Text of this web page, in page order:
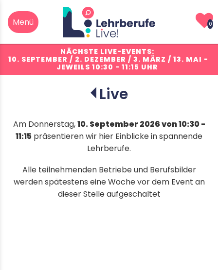
0
NÄCHSTE LIVE-EVENTS:
10. SEPTEMBER / 2. DEZEMBER / 3. MÄRZ / 13. MAI -
JEWEILS 10:30 - 11:15 UHR
Live
Am Donnerstag,10. September 2026 von 10:30 -
11:15 präsentieren wir hier Einblicke in spannende
Lehrberufe.
Alle teilnehmenden Betriebe und Berufsbilder
werden spätestens eine Woche vor dem Event an
dieser Stelle aufgeschaltet
info
Buchhändler/in EFZ